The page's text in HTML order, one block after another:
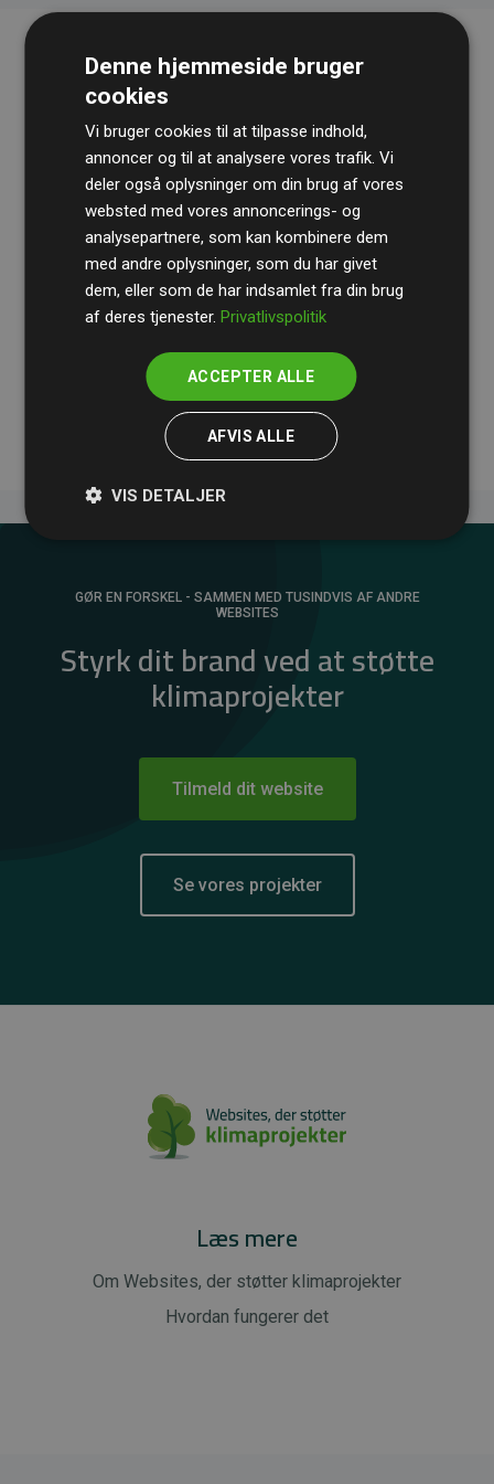
RevisionshusetBDOgennemgår løbende vores
beregninger og metode for at sikre gennemsigtighed
og pålidelighed.
Deres revision dokumenterer, at vores investeringer i
medlemmernes websites estimerede CO₂-
GØR EN FORSKEL - SAMMEN MED TUSINDVIS AF ANDRE
WEBSITES
Styrk dit brand ved at støtte
klimaprojekter
Tilmeld dit website
Se vores projekter
Læs mere
Om Websites, der støtter klimaprojekter
Hvordan fungerer det
Denne hjemmeside bruger
cookies
Vi bruger cookies til at tilpasse indhold,
annoncer og til at analysere vores trafik. Vi
deler også oplysninger om din brug af vores
websted med vores annoncerings- og
analysepartnere, som kan kombinere dem
med andre oplysninger, som du har givet
dem, eller som de har indsamlet fra din brug
af deres tjenester.Privatlivspolitik
ACCEPTER ALLE
AFVIS ALLE
VIS DETALJER